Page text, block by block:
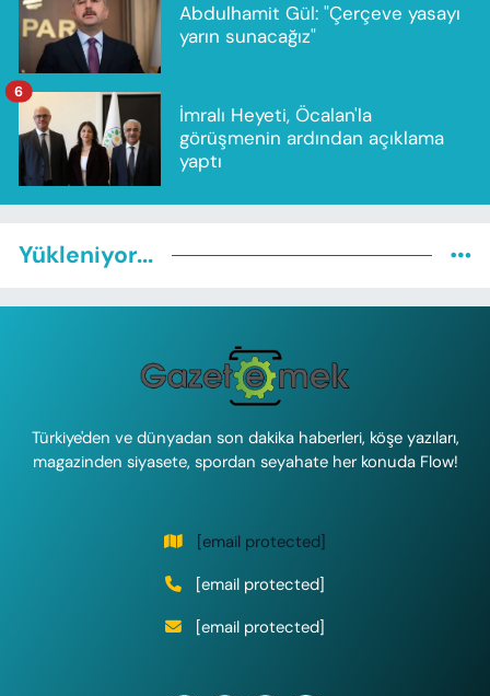
Abdulhamit Gül: "Çerçeve yasayı
yarın sunacağız"
İmralı Heyeti, Öcalan'la
görüşmenin ardından açıklama
yaptı
6
Yükleniyor...
Türkiye'den ve dünyadan son dakika haberleri, köşe yazıları,
magazinden siyasete, spordan seyahate her konuda Flow!
[email protected]
[email protected]
[email protected]